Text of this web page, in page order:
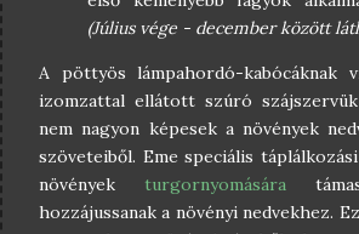
(Július vége - december között
A pöttyös lámpahordó-kabócáknak
izomzattal ellátott szúró
nem nagyon képesek a növények
szöveteiből. Eme speciális
növények turgornyomására
hozzájussanak a növényi nedvekhez.